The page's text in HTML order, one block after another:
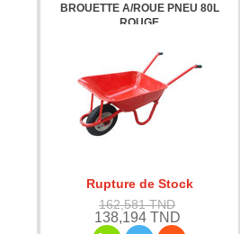
BROUETTE A/ROUE PNEU 80L
ROUGE
Rupture de Stock
162,581 TND
138,194 TND